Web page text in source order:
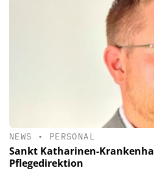
NEWS • PERSONAL
Sankt Katharinen-
Pflegedirektion